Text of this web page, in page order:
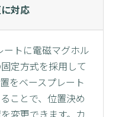
対応
ートに電磁マグホル
定方式を採用して
をベースプレート
ことで、位置決め
変更できます。カ